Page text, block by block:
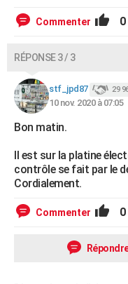
Commenter 0
RÉPONSE 3 / 3
stf_jpd87 29
10 nov. 2020 à 07:05
Bon matin.
Il est sur la platine
contrôle se fait par le
Cordialement.
Commenter 0